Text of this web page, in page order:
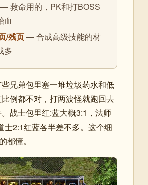
救命用的，PK和打BOSS
血
/残页— 合成高级技能的材
多
兄弟包里塞一堆垃圾药水和低
例都不对，打两波怪就跑回去
战士包里红:蓝大概3:1，法师
士2:1红蓝各半差不多。这个细
都懂。